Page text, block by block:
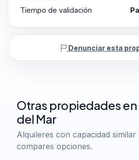
Tiempo de validación
Denunciar esta
Otras propiedades en
del Mar
Alquileres con capacidad similar
compares opciones.